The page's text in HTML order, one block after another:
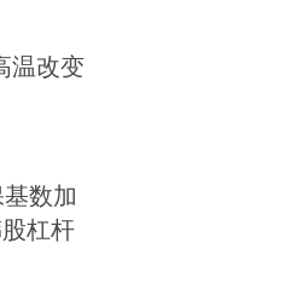
温改变
数加
杠杆